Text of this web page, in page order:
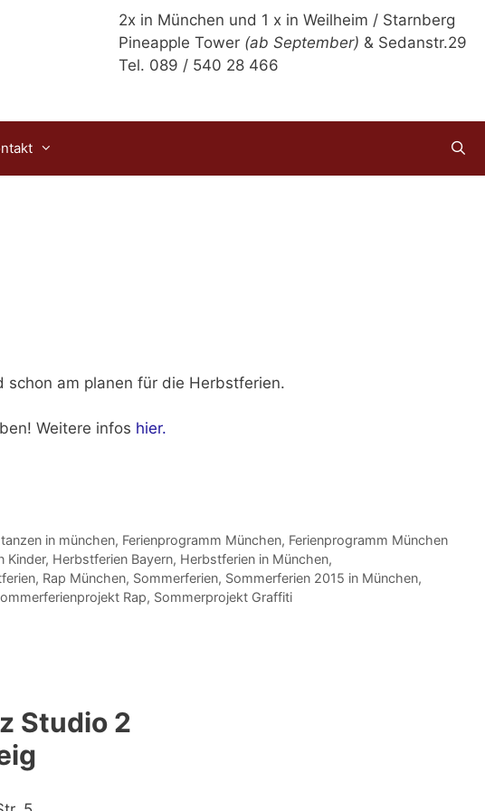
2x in München und 1 x in Weilheim / Starnberg
Pineapple Tower (ab September) & Sedanstr.29
Tel. 089 / 540 28 466
schon am planen für die Herbstferien.
Weitere infos hier.
in münchen, Ferienprogramm München, Ferienprogramm München
Kinder, Herbstferien Bayern, Herbstferien in München,
, Rap München, Sommerferien, Sommerferien 2015 in München,
Rap, Sommerprojekt Graffiti
Studio 2